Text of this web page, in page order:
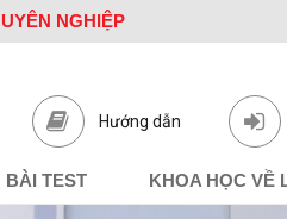
NGHIỆP
Hướng dẫn
BÀI TEST KHOA HỌC VỀ